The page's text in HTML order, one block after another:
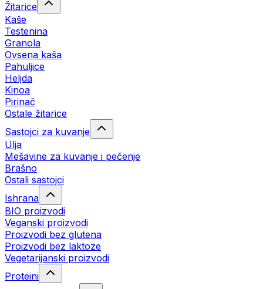
Žitarice
Kaše
Testenina
Granola
Ovsena kaša
Pahuljice
Heljda
Kinoa
Pirinač
Ostale žitarice
Sastojci za kuvanje
Ulja
Mešavine za kuvanje i pečenje
Brašno
Ostali sastojci
Ishrana
BIO proizvodi
Veganski proizvodi
Proizvodi bez glutena
Proizvodi bez laktoze
Vegetarijanski proizvodi
Proteini